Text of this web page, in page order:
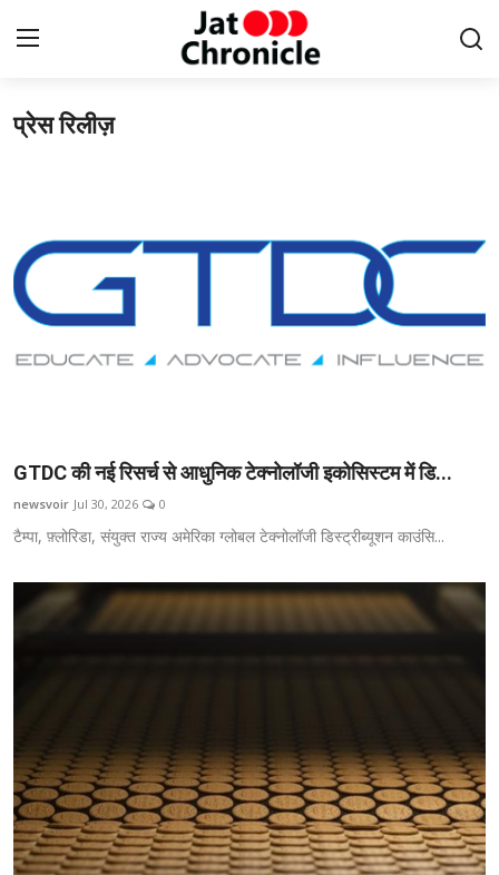
Login
संपर्क करें
हमारे बारे में
साहित्य
न्यूज़
जाट प्रतिभायें
प्रेस रिलीज़
GTDC की नई रिसर्च से आधुनिक टेक्नोलॉजी इकोसिस्टम में डि...
newsvoir Jul 30, 2026 0
टैम्पा, फ़्लोरिडा, संयुक्त राज्य अमेरिका ग्लोबल टेक्नोलॉजी डिस्ट्रीब्यूशन काउंसि...